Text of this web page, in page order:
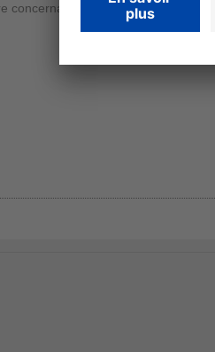
concernant Wyndham Rewards,